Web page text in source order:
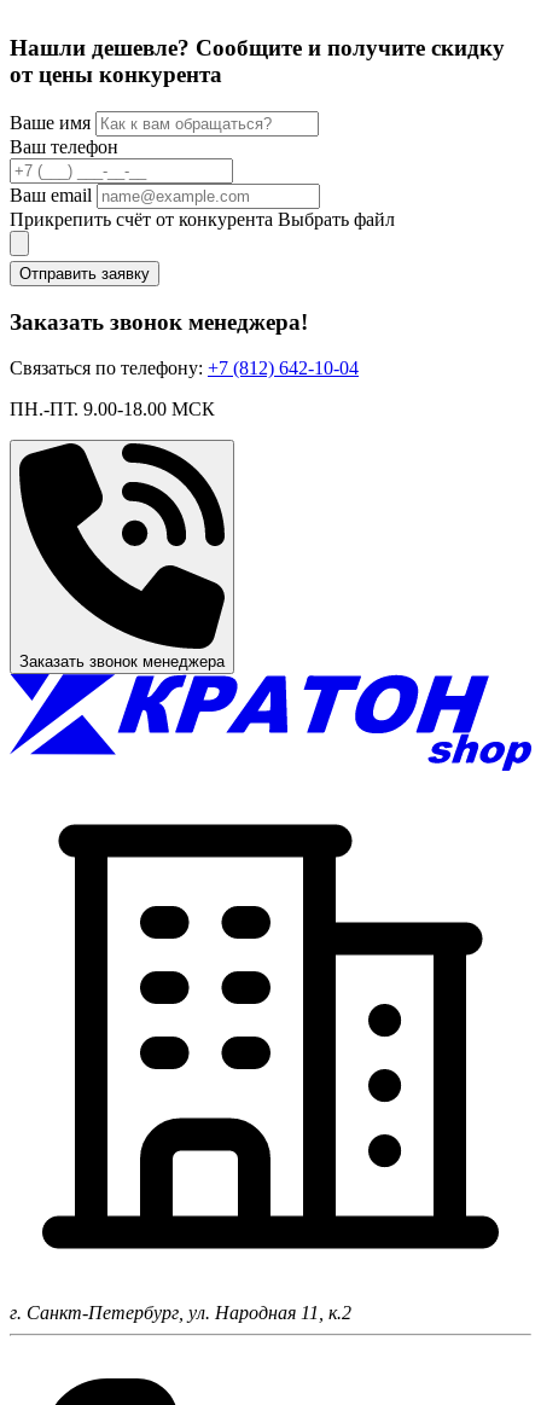
Нашли дешевле? Сообщите и получите скидку
от цены конкурента
Ваше имя
Ваш телефон
Ваш email
Прикрепить счёт от конкурента Выбрать файл
Отправить заявку
Заказать звонок менеджера!
Связаться по телефону: +7 (812) 642-10-04
ПН.-ПТ. 9.00-18.00 МСК
Заказать звонок менеджера
г. Санкт-Петербург, ул. Народная 11, к.2